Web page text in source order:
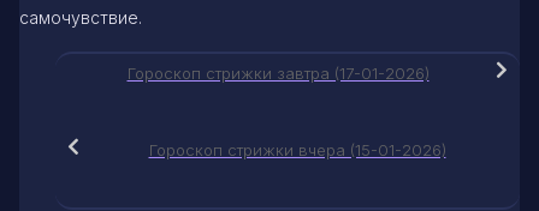
самочувствие.
Гороскоп стрижки завтра (17-01-2026)
Гороскоп стрижки вчера (15-01-2026)